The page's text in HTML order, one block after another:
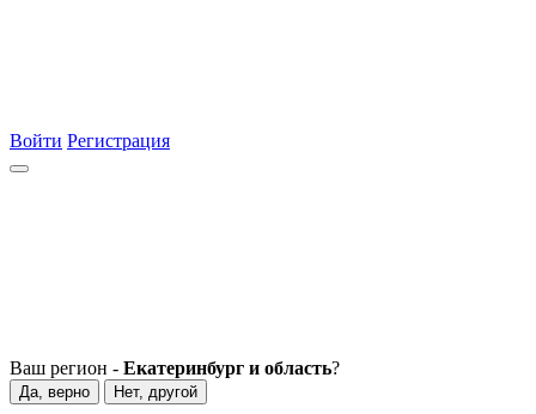
Войти Регистрация
Ваш регион - Екатеринбург и область?
Да, верно Нет, другой